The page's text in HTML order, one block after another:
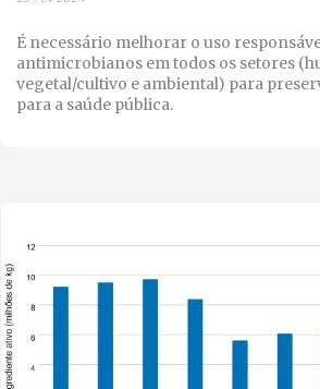
É necessário melhorar o uso
antimicrobianos em todos os setores
vegetal/cultivo e ambiental) para
para a saúde pública.